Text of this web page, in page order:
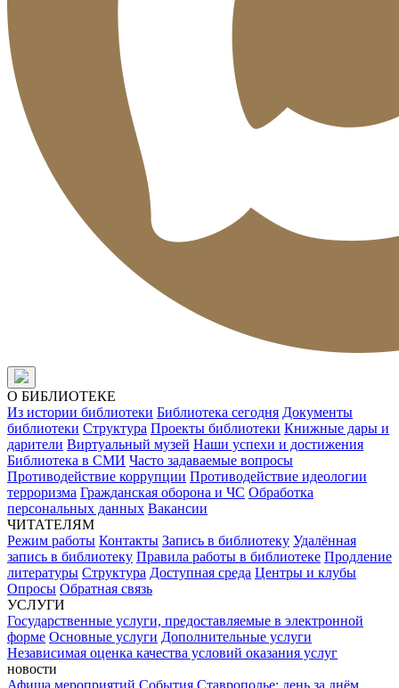
О БИБЛИОТЕКЕ
Из истории библиотеки Библиотека сегодня Документы
библиотеки Структура Проекты библиотеки Книжные дары и
дарители Виртуальный музей Наши успехи и достижения
Библиотека в СМИ Часто задаваемые вопросы
Противодействие коррупции Противодействие идеологии
терроризма Гражданская оборона и ЧС Обработка
персональных данных Вакансии
ЧИТАТЕЛЯМ
Режим работы Контакты Запись в библиотеку Удалённая
запись в библиотеку Правила работы в библиотеке Продление
литературы Структура Доступная среда Центры и клубы
Опросы Обратная связь
УСЛУГИ
Государственные услуги, предоставляемые в электронной
форме Основные услуги Дополнительные услуги
Независимая оценка качества условий оказания услуг
новости
Афиша мероприятий События Ставрополье: день за днём